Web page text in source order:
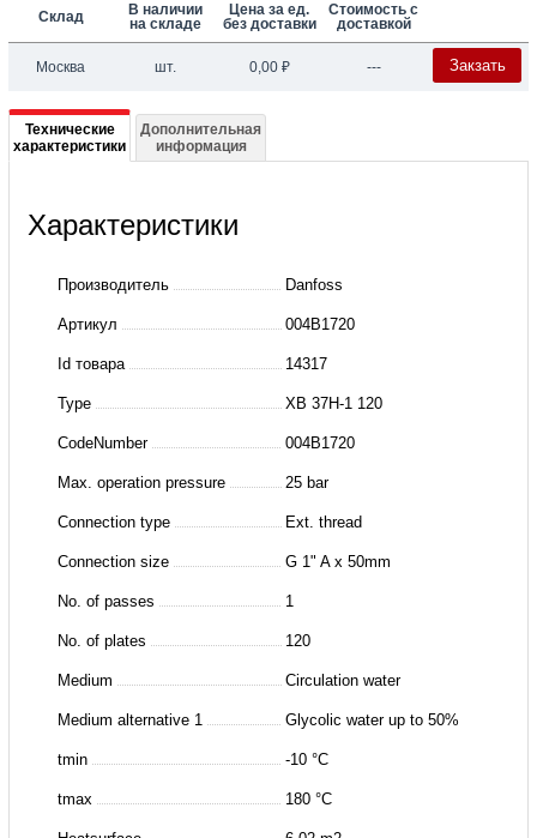
Склад
В наличии
на складе
Цена за ед.
без доставки
Стоимость с
доставкой
Москва шт. 0,00 ₽ --- Закзать
Подробная
информация
004B1720
Паяный
ТО(пр.
класс
3179008012)
Технические
характеристики
Дополнительная
информация
Характеристики
Производитель Danfoss
Артикул 004B1720
Id товара 14317
Type XB 37H-1 120
CodeNumber 004B1720
Max. operation pressure 25 bar
Connection type Ext. thread
Connection size G 1" A x 50mm
No. of passes 1
No. of plates 120
Medium Circulation water
Medium alternative 1 Glycolic water up to 50%
tmin -10 °C
tmax 180 °C